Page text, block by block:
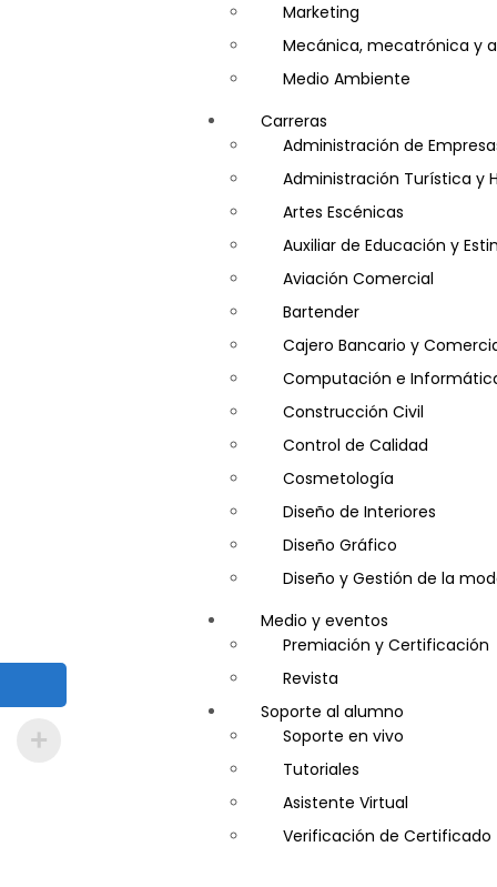
Marketing
Mecánica, mecatrónica y
Medio Ambiente
Minería e Hidrocarburos
Salud y Psicología
Seguridad
Carreras
Administración de
Administración Turística y
Artes Escénicas
Auxiliar de Educación y
Aviación Comercial
Bartender
Cajero Bancario y
Computación e
Construcción Civil
Control de Calidad
Cosmetología
Diseño de Interiores
Diseño Gráfico
Diseño y Gestión de la
Entrenador Personal y
Gastronomía
Gestor de Crédito y
Guía de Turismo
Inglés Americano
Marketing y Publicidad
Medio Ambiente y Seguridad
Plataforma Bancaria y
Medio y eventos
Premiación y Certificación
Revista
Soporte al alumno
Soporte en vivo
Tutoriales
Asistente Virtual
Verificación de Certificado